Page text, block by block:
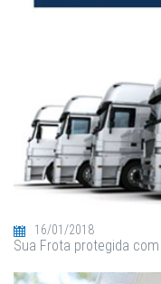
16/01/2018
Sua Frota protegida